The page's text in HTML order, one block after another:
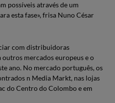
possíveis através de um
esta fase», frisa Nuno César
com distribuidoras
mercados europeus e o
ano. No mercado português, os
n Media Markt, nas lojas
do Centro do Colombo e em